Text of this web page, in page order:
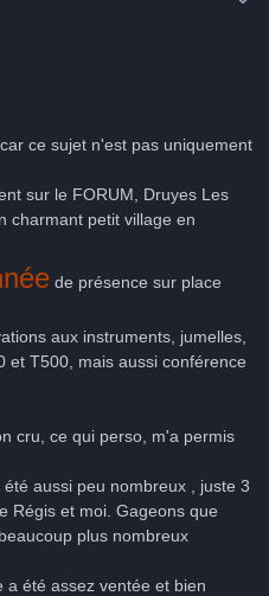
ce sujet n'est pas uniquement
sur le FORUM, Druyes Les
charmant petit village en
de présence sur place
aux instruments, jumelles,
et T500, mais aussi conférence
cru, ce qui perso, m'a permis
aussi peu nombreux , juste 3
Régis et moi. Gageons que
plus nombreux
a été assez ventée et bien